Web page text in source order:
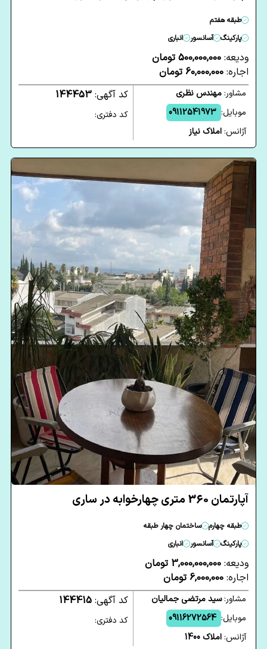
طبقه هفتم
پارکینگ
آسانسور انباری
ودیعه: 500,000,000 تومان
اجاره: 60,000,000 تومان
مشاور:مهندس نظری
موبایل: 09112541973
آژانس:املاک نیاز
کد آگهی: 144453
کد دفتری:
آپارتمان 360 متری چهارخوابه در ساری
طبقه چهارم
ساختمان چهار طبقه
پارکینگ
آسانسور انباری
ودیعه: 3,000,000,000 تومان
اجاره: 6,000,000 تومان
مشاور:سید مرتضی جمالیان
موبایل: 09116272564
آژانس:املاک 1400
کد آگهی: 144415
کد دفتری: